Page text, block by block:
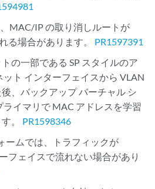
MAC/IP の取り消しルートが
る場合があります。 PR1597391
の一部である SP スタイルのア
ット インターフェイスから VLAN
、バックアップ バーチャル シ
ライマリで MAC アドレスを学習
。 PR1598346
ームでは、トラフィックが
フェイスで流れない場合があり